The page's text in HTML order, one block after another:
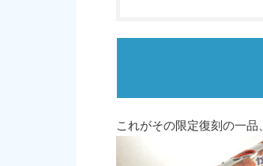
これがその限定復刻の一品